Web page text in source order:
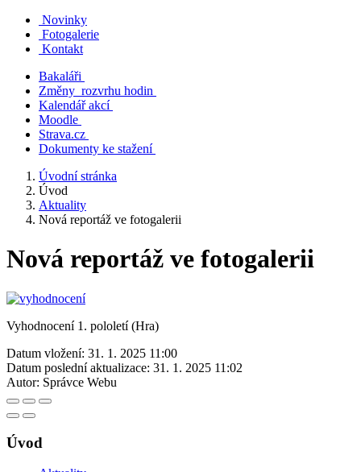
Novinky
Fotogalerie
Kontakt
Bakaláři
Změny rozvrhu hodin
Kalendář akcí
Moodle
Strava.cz
Dokumenty ke stažení
Úvodní stránka
Úvod
Aktuality
Nová reportáž ve fotogalerii
Nová reportáž ve fotogalerii
Vyhodnocení 1. pololetí (Hra)
Datum vložení: 31. 1. 2025 11:00
Datum poslední aktualizace: 31. 1. 2025 11:02
Autor: Správce Webu
Úvod